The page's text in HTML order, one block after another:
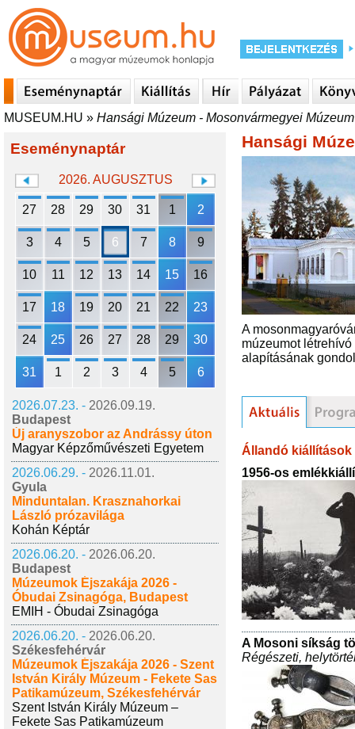
MUSEUM.HU » Hansági Múzeum - Mosonvármegyei Múzeum
Eseménynaptár
2026. AUGUSZTUS
27 28 29 30 31 1 2
3 4 5 6 7 8 9
10 11 12 13 14 15 16
17 18 19 20 21 22 23
24 25 26 27 28 29 30
31 1 2 3 4 5 6
2026.07.23. - 2026.09.19.
Budapest
Új aranyszobor az Andrássy úton
Magyar Képzőművészeti Egyetem
2026.06.29. - 2026.11.01.
Gyula
Minduntalan. Krasznahorkai
László prózavilága
Kohán Képtár
2026.06.20. - 2026.06.20.
Budapest
Múzeumok Éjszakája 2026 -
Óbudai Zsinagóga, Budapest
EMIH - Óbudai Zsinagóga
2026.06.20. - 2026.06.20.
Székesfehérvár
Múzeumok Éjszakája 2026 - Szent
István Király Múzeum - Fekete Sas
Patikamúzeum, Székesfehérvár
Szent István Király Múzeum –
Fekete Sas Patikamúzeum
Hansági
A
múzeumot
alapításának
Állandó kiállítások
1956-os
A Mosoni síkság
Régészeti,